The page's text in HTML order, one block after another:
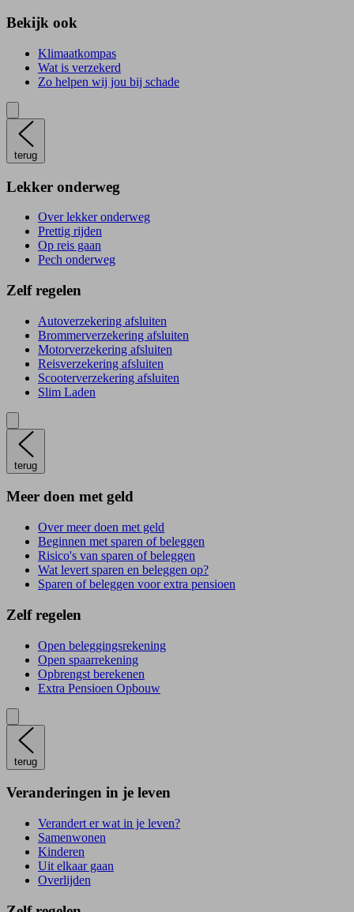
Bekijk ook
Klimaatkompas
Wat is verzekerd
Zo helpen wij jou bij schade
terug
Lekker onderweg
Over lekker onderweg
Prettig rijden
Op reis gaan
Pech onderweg
Zelf regelen
Autoverzekering afsluiten
Brommerverzekering afsluiten
Motorverzekering afsluiten
Reisverzekering afsluiten
Scooterverzekering afsluiten
Slim Laden
terug
Meer doen met geld
Over meer doen met geld
Beginnen met sparen of beleggen
Risico's van sparen of beleggen
Wat levert sparen en beleggen op?
Sparen of beleggen voor extra pensioen
Zelf regelen
Open beleggingsrekening
Open spaarrekening
Opbrengst berekenen
Extra Pensioen Opbouw
terug
Veranderingen in je leven
Verandert er wat in je leven?
Samenwonen
Kinderen
Uit elkaar gaan
Overlijden